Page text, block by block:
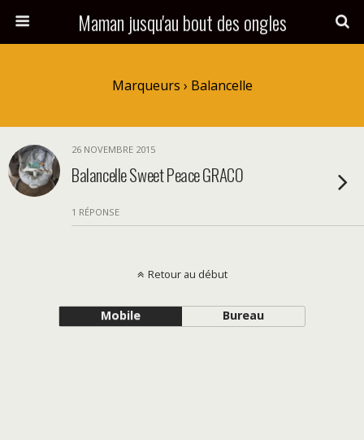
Maman jusqu'au bout des ongles
Marqueurs › Balancelle
26 NOVEMBRE 2015
Balancelle Sweet Peace GRACO
1 RÉPONSE
Retour au début
Mobile Bureau